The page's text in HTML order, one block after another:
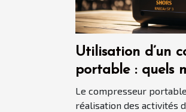
Utilisation d’un
portable : quels
en 2021 ?
Le compresseur
réalisation des activités